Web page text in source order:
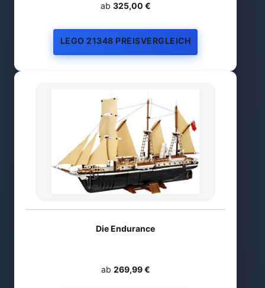
ab 325,00 €
LEGO 21348 PREISVERGLEICH
Die Endurance
ab 269,99 €